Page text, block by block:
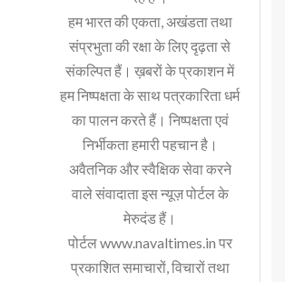
हम भारत की एकता, अखंडता तथा
संप्रभुता की रक्षा के लिए दृढ़ता से
संकल्पित हैं। ख़बरों के प्रकाशन में
हम निष्पक्षता के साथ पत्रकारिता धर्म
का पालन करते हैं। निष्पक्षता एवं
निर्भीकता हमारी पहचान है।
अवैतनिक और स्वैक्षिक सेवा करने
वाले संवादाता इस न्यूज़ पोर्टल के
मेरुदंड हैं।
पोर्टल www.navaltimes.in पर
प्रकाशित समाचारों, विचारों तथा